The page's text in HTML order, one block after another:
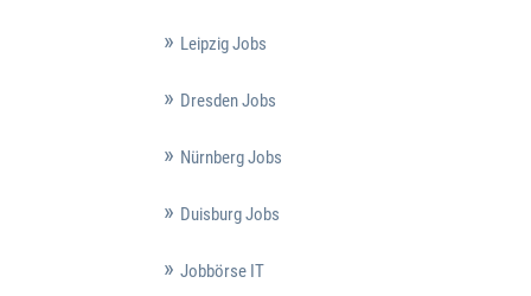
Leipzig Jobs
Dresden Jobs
Nürnberg Jobs
Duisburg Jobs
Jobbörse IT